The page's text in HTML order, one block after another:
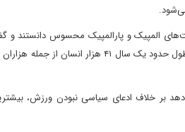
المپیک و پارالمپیک محسوس دانستند و
کشوری را به علت جنگ از حضور در رقابت‌ها محروم می‌کنند، رژیم صهیونیستی با وجودی که در طول
بر خلاف ادعای سیاسی نبودن ورزش،